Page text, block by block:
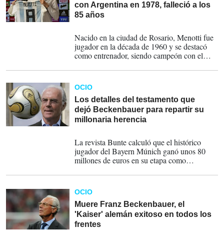
con Argentina en 1978, falleció a los
85 años
Nacido en la ciudad de Rosario, Menotti fue
jugador en la década de 1960 y se destacó
como entrenador, siendo campeón con el
seleccionado argentino, en donde, además de
ganar el campeonato mundial en 1978 y
dirigir el de 1982, es reconocido como
pionero en la modernización del equipo.
OCIO
Los detalles del testamento que
dejó Beckenbauer para repartir su
millonaria herencia
La revista Bunte calculó que el histórico
jugador del Bayern Múnich ganó unos 80
millones de euros en su etapa como
marcas de renombre global.
OCIO
Muere Franz Beckenbauer, el
'Kaiser' alemán exitoso en todos los
frentes